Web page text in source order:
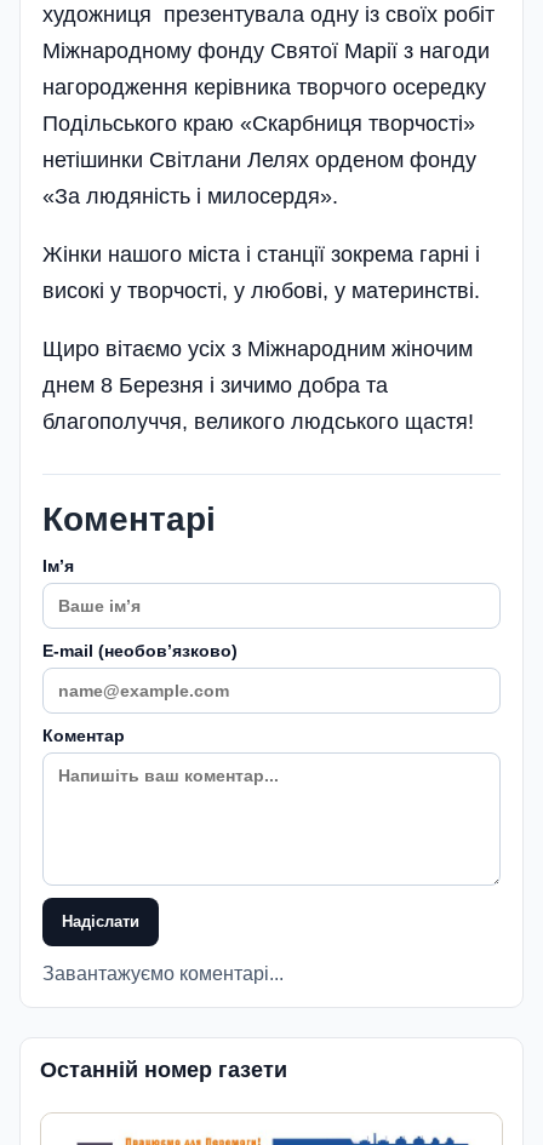
художниця презентувала одну із своїх робіт
Міжнародному фонду Святої Марії з нагоди
нагородження керівника творчого осередку
Подільського краю «Скарбниця творчості»
нетішинки Світлани Лелях орденом фонду
«За людяність і милосердя».
Жінки нашого міста і станції зокрема гарні і
високі у творчості, у любові, у материнстві.
Щиро вітаємо усіх з Міжнародним жіночим
днем 8 Березня і зичимо добра та
благополуччя, великого людського щастя!
Коментарі
Імʼя
E-mail (необовʼязково)
Коментар
Надіслати
Завантажуємо коментарі...
Останній номер газети